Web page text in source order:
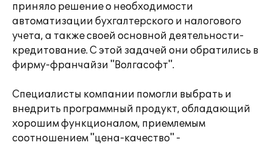
приняло решение о необходимости
автоматизации бухгалтерского и налогового
учета, а также своей основной деятельности-
кредитование. С этой задачей они обратились в
фирму-франчайзи "Волгасофт".
Специалисты компании помогли выбрать и
внедрить программный продукт, обладающий
хорошим функционалом, приемлемым
соотношением "цена-качество" -